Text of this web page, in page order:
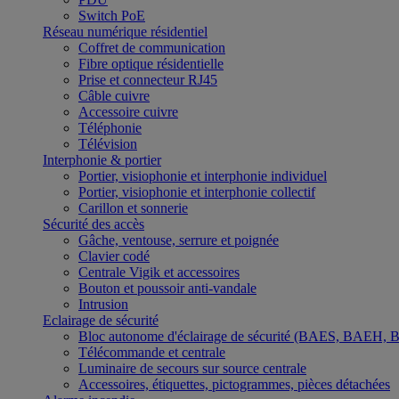
Switch PoE
Réseau numérique résidentiel
Coffret de communication
Fibre optique résidentielle
Prise et connecteur RJ45
Câble cuivre
Accessoire cuivre
Téléphonie
Télévision
Interphonie & portier
Portier, visiophonie et interphonie individuel
Portier, visiophonie et interphonie collectif
Carillon et sonnerie
Sécurité des accès
Gâche, ventouse, serrure et poignée
Clavier codé
Centrale Vigik et accessoires
Bouton et poussoir anti-vandale
Intrusion
Eclairage de sécurité
Bloc autonome d'éclairage de sécurité (BAES,
Télécommande et centrale
Luminaire de secours sur source centrale
Accessoires, étiquettes, pictogrammes, pièces détachées